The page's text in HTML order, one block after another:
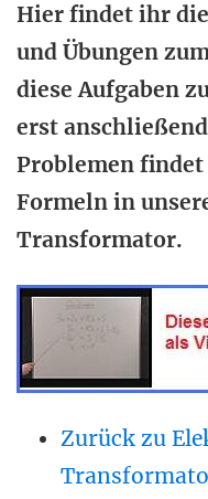
Hier findet ihr
und Übungen
diese Aufgaben
erst
Problemen
Formeln in
Transformator.
Zurück zu